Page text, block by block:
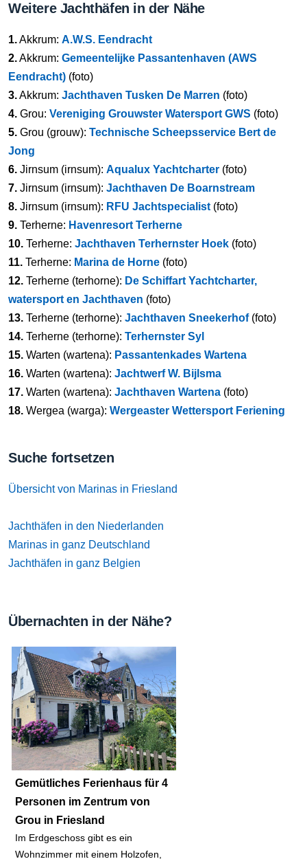
Weitere Jachthäfen in der Nähe
1.Akkrum: A.W.S. Eendracht
2.Akkrum: Gemeentelijke Passantenhaven (AWS
Eendracht) (foto)
3.Akkrum: Jachthaven Tusken De Marren (foto)
4. Grou: Vereniging Grouwster Watersport GWS (foto)
5. Grou (grouw): Technische Scheepsservice Bert de
Jong
6. Jirnsum (irnsum): Aqualux Yachtcharter (foto)
7. Jirnsum (irnsum): Jachthaven De Boarnstream
8. Jirnsum (irnsum): RFU Jachtspecialist (foto)
9. Terherne: Havenresort Terherne
10. Terherne: Jachthaven Terhernster Hoek (foto)
11. Terherne: Marina de Horne (foto)
12. Terherne (terhorne): De Schiffart Yachtcharter,
watersport en Jachthaven (foto)
13. Terherne (terhorne): Jachthaven Sneekerhof(foto)
14. Terherne (terhorne): Terhernster Syl
15. Warten (wartena): Passantenkades Wartena
16. Warten (wartena): Jachtwerf W. Bijlsma
17. Warten (wartena): Jachthaven Wartena (foto)
18. Wergea (warga): Wergeaster Wettersport Feriening
Suche fortsetzen
Übersicht von Marinas in Friesland
Jachthäfen in den Niederlanden
Marinas in ganz Deutschland
Jachthäfen in ganz Belgien
Übernachten in der Nähe?
Gemütliches Ferienhaus für 4
Personen im Zentrum von
Grou in Friesland
Im Erdgeschoss gibt es ein
Wohnzimmer mit einem Holzofen,